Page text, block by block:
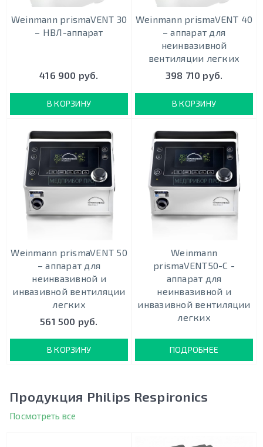
Weinmann prismaVENT 30
– НВЛ-аппарат
416 900 руб.
В КОРЗИНУ
Weinmann prismaVENT 40
– аппарат для
неинвазивной
вентиляции легких
398 710 руб.
В КОРЗИНУ
Weinmann prismaVENT 50
– аппарат для
неинвазивной и
инвазивной вентиляции
легких
561 500 руб.
В КОРЗИНУ
Weinmann
prismaVENT50-C -
аппарат для
неинвазивной и
инвазивной вентиляции
легких
ПОДРОБНЕЕ
Продукция Philips Respironics
Посмотреть все